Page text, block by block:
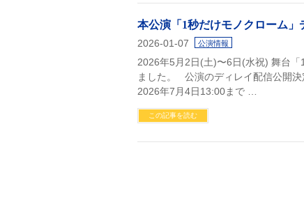
本公演「1秒だけモノクローム」
2026-01-07 公演情報
2026年5月2日(土)〜6日(水祝) 舞台
ました。 公演のディレイ配信公開
2026年7月4日13:00まで …
この記事を読む